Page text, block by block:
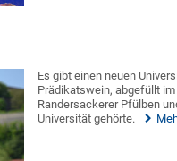
Es gibt einen neuen
Prädikatswein, abgefüllt
Randersackerer Pfülben
Universität gehörte.